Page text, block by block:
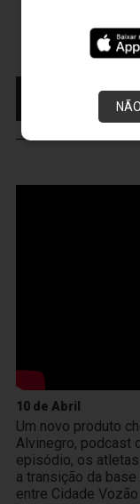
Campeonato
MAIS
10 de Abril
Um novo produto
Alvinegro, podcast
episódio, os
a transição da
entre Cidade